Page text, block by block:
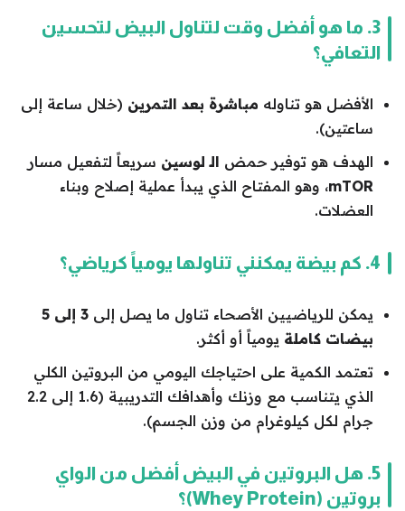
3. ما هو أفضل وقت لتناول البيض لتحسين
التعافي؟
الأفضل هو تناوله مباشرة بعد التمرين (خلال ساعة إلى
ساعتين).
الهدف هو توفير حمض الـ لوسين سريعاً لتفعيل مسار
mTOR، وهو المفتاح الذي يبدأ عملية إصلاح وبناء
العضلات.
4. كم بيضة يمكنني تناولها يومياً كرياضي؟
يمكن للرياضيين الأصحاء تناول ما يصل إلى
3 إلى 5
بيضات كاملة يومياً أو أكثر.
تعتمد الكمية على احتياجك اليومي من البروتين الكلي
الذي يتناسب مع وزنك وأهدافك التدريبية (1.6 إلى 2.2
جرام لكل كيلوغرام من وزن الجسم).
5. هل البروتين في البيض أفضل من الواي
بروتين (Whey Protein)؟